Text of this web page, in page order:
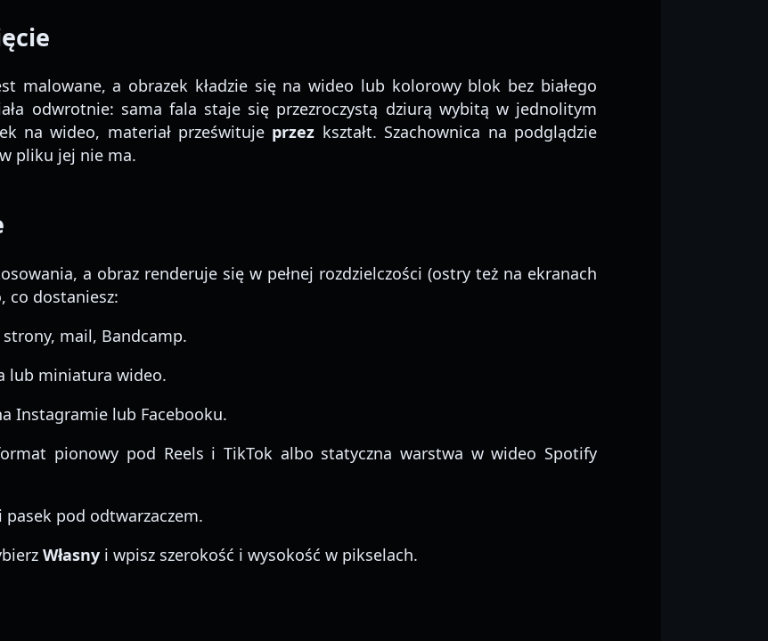
malowane, a obrazek kładzie się na wideo lub kolorowy blok bez białego
odwrotnie: sama fala staje się przezroczystą dziurą wybitą w jednolitym
na wideo, materiał prześwituje przez kształt. Szachownica na podglądzie
pliku jej nie ma.
a obraz renderuje się w pełnej rozdzielczości (ostry też na ekranach
co dostaniesz:
mail, Bandcamp.
lub miniatura wideo.
Instagramie lub Facebooku.
pionowy pod Reels i TikTok albo statyczna warstwa w wideo Spotify
pod odtwarzaczem.
Własny i wpisz szerokość i wysokość w pikselach.